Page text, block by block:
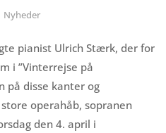
Nyheder
pianist Ulrich Stærk, der for
i ”Vinterrejse på
på disse kanter og
operahåb, sopranen
den 4. april i